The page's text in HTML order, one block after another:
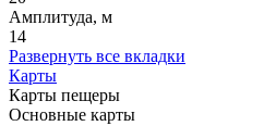
Амплитуда, м
14
Развернуть все вкладки
Карты
Карты пещеры
Основные карты